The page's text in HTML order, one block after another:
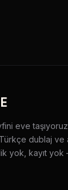
eve
dublaj ve
yok, kayıt